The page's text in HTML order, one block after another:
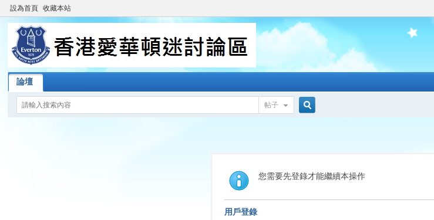
設為首頁 收藏本站
論壇
帖子
索
您需要先登錄才能繼續本操作
用戶登錄